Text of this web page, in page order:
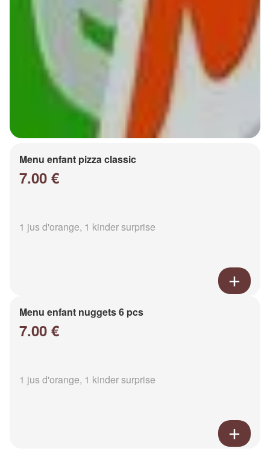
Menu enfant pizza classic
7.00 €
1 jus d'orange, 1 kinder surprise
Menu enfant nuggets 6 pcs
7.00 €
1 jus d'orange, 1 kinder surprise